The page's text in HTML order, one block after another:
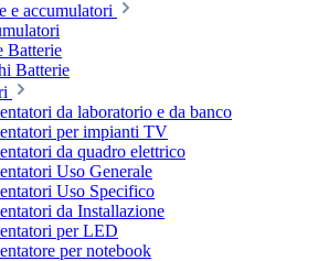
e accumulatori
Batterie
Batterie
da laboratorio e da banco
per impianti TV
da quadro elettrico
Uso Generale
Uso Specifico
da Installazione
per LED
per notebook